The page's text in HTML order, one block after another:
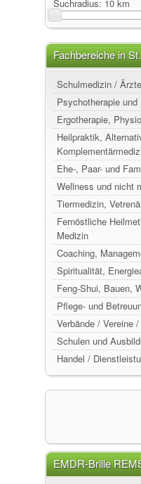
Suchradius: 10 km
Fachbereiche in
Schulmedizin / Ärzte
Psychotherapie
Ergotherapie,
Heilpraktik,
Ehe-, Paar- und
Wellness und nicht
Tiermedizin,
Fernöstliche
Medizin
Coaching,
Spiritualität,
Feng-Shui, Bauen,
Pflege- und
Verbände / Vereine
Schulen und
Handel /
EMDR-Brille